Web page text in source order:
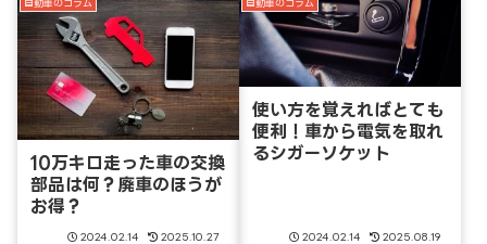
自動車のコラム
10万キロ走った車の交換
部品は何？廃車のほうが
お得？
2024.02.14 2025.10.27
自動車のコラム
使い方を覚えればとても
便利！車から電気を取れ
るシガーソケット
2024.02.14 2025.08.19